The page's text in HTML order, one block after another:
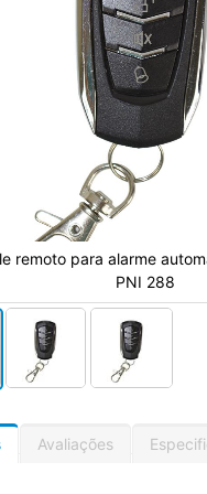
remoto para alarme
PNI 288
Avaliações